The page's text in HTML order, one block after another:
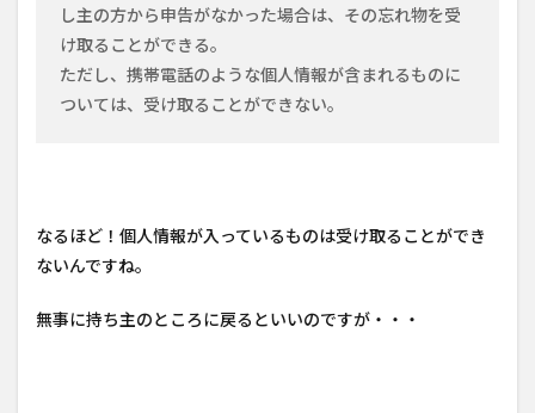
し主の方から申告がなかった場合は、その忘れ物を受
け取ることができる。
ただし、携帯電話のような個人情報が含まれるものに
ついては、受け取ることができない。
なるほど！個人情報が入っているものは受け取ることができ
ないんですね。
無事に持ち主のところに戻るといいのですが・・・